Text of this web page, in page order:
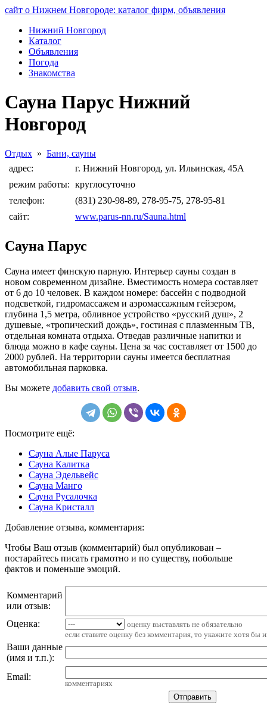
сайт о Нижнем Новгороде: каталог фирм, объявления
Нижний Новгород
Каталог
Объявления
Погода
Знакомства
Сауна Парус Нижний
Новгород
Отдых » Бани, сауны
адрес:
г. Нижний Новгород, ул. Ильинская, 45А
режим работы: круглосуточно
телефон:
(831) 230-98-89, 278-95-75, 278-95-81
сайт:
www.parus-nn.ru/Sauna.html
Сауна Парус
Сауна имеет финскую парную. Интерьер сауны создан в
новом современном дизайне. Вместимость номера составляет
от 6 до 10 человек. В каждом номере: бассейн с подводной
подсветкой, гидромассажем и аэромассажным гейзером,
глубина 1,5 метра, обливное устройство «русский душ», 2
душевые, «тропический дождь», гостиная с плазменным ТВ,
отдельная комната отдыха. Отведав различные напитки и
блюда можно в кафе сауны. Цена за час составляет от 1500 до
2000 рублей. На территории сауны имеется бесплатная
автомобильная парковка.
Вы можете добавить свой отзыв.
Посмотрите ещё:
Сауна Алые Паруса
Сауна Калитка
Сауна Эдельвейс
Сауна Манго
Сауна Русалочка
Сауна Кристалл
Добавление отзыва, комментария:
Чтобы Ваш отзыв (комментарий) был опубликован –
постарайтесь писать грамотно и по существу, побольше
фактов и поменьше эмоций.
Комментарий
или отзыв:
Оценка:
оценку выставлять не обязательно
если ставите оценку без комментария, то укажите хотя бы
Ваши данные
(имя и т.п.):
Email:
комментариях